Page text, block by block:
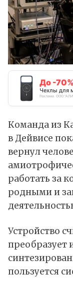
До -70%
Чехлы для
Реклама. ООО
Команда из
в Дейвисе
вернул
работать за
родными и
Устройство
преобразует
пользуется